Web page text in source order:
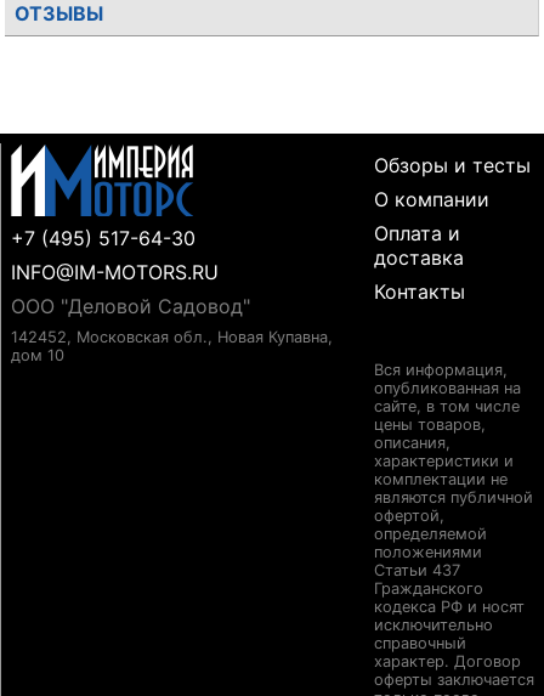
ОТЗЫВЫ
+7 (495) 517-64-30
INFO@IM-MOTORS.RU
ООО "Деловой Садовод"
142452, Московская обл., Новая Купавна,
дом 10
Обзоры и тесты
О компании
Оплата и
доставка
Контакты
Вся информация,
опубликованная на
сайте, в том числе
цены товаров,
описания,
характеристики и
комплектации не
являются публичной
офертой,
определяемой
положениями
Статьи 437
Гражданского
кодекса РФ и носят
исключительно
справочный
характер. Договор
оферты заключается